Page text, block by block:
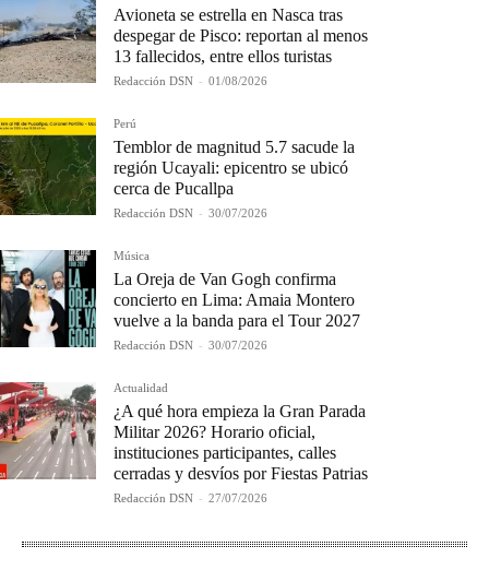
Avioneta se estrella en Nasca tras
despegar de Pisco: reportan al menos
13 fallecidos, entre ellos turistas
Redacción DSN - 01/08/2026
Perú
Temblor de magnitud 5.7 sacude la
región Ucayali: epicentro se ubicó
cerca de Pucallpa
Redacción DSN - 30/07/2026
Música
La Oreja de Van Gogh confirma
concierto en Lima: Amaia Montero
vuelve a la banda para el Tour 2027
Redacción DSN - 30/07/2026
Actualidad
¿A qué hora empieza la Gran Parada
Militar 2026? Horario oficial,
instituciones participantes, calles
cerradas y desvíos por Fiestas Patrias
Redacción DSN - 27/07/2026